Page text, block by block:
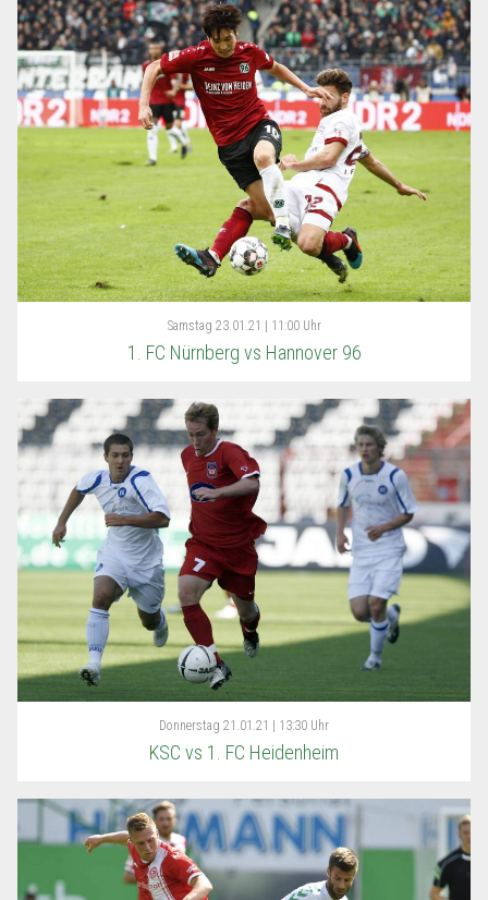
Samstag 23.01.21 | 11:00 Uhr
1. FC Nürnberg vs Hannover 96
Donnerstag 21.01.21 | 13:30 Uhr
KSC vs 1. FC Heidenheim